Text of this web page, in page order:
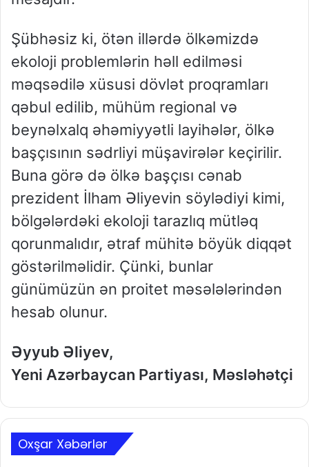
Şübhəsiz ki, ötən illərdə ölkəmizdə
ekoloji problemlərin həll edilməsi
məqsədilə xüsusi dövlət proqramları
qəbul edilib, mühüm regional və
beynəlxalq əhəmiyyətli layihələr, ölkə
başçısının sədrliyi müşavirələr keçirilir.
Buna görə də ölkə başçısı cənab
prezident İlham Əliyevin söylədiyi kimi,
bölgələrdəki ekoloji tarazlıq mütləq
qorunmalıdır, ətraf mühitə böyük diqqət
göstərilməlidir. Çünki, bunlar
günümüzün ən proitet məsələlərindən
hesab olunur.
Əyyub Əliyev,
Yeni Azərbaycan Partiyası, Məsləhətçi
Oxşar Xəbərlər